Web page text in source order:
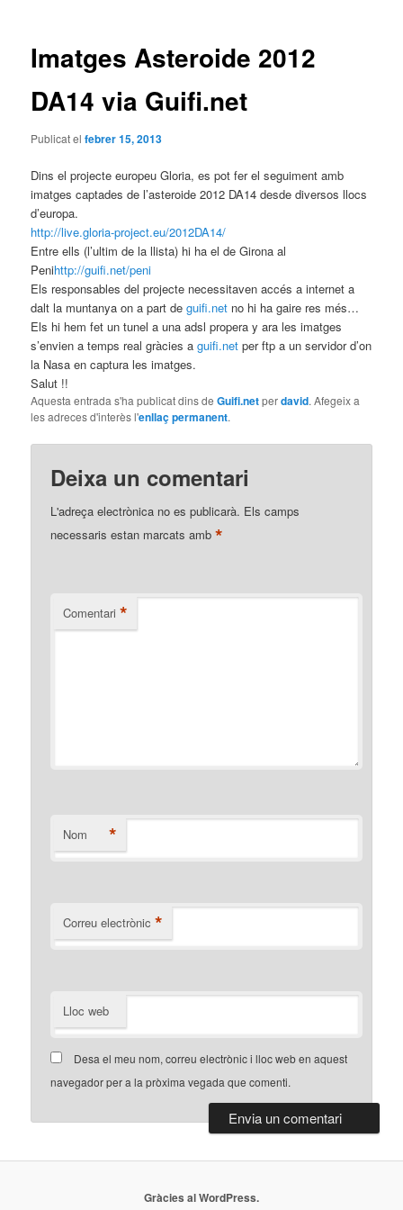
Imatges Asteroide 2012
DA14 via Guifi.net
Publicat elfebrer 15, 2013
Dins el projecte europeu Gloria, es pot fer el seguiment amb
imatges captades de l’asteroide 2012 DA14 desde diversos llocs
d’europa.
http://live.gloria-project.eu/2012DA14/
Entre ells (l’ultim de la llista) hi ha el de Girona al
Penihttp://guifi.net/peni
Els responsables del projecte necessitaven accés a internet a
dalt la muntanya on a part deguifi.net no hi ha gaire res més…
Els hi hem fet un tunel a una adsl propera y ara les imatges
s’envien a temps real gràcies aguifi.net per ftp a un servidor d’on
la Nasa en captura les imatges.
Salut !!
Aquesta entrada s'ha publicat dins deGuifi.netperdavid. Afegeix a
les adreces d'interès l'enllaç permanent.
Deixa un comentari
L'adreça electrònica no es publicarà. Els camps
necessaris estan marcats amb*
Comentari *
Nom *
Correu electrònic *
Lloc web
Desa el meu nom, correu electrònic i lloc web en aquest
navegador per a la pròxima vegada que comenti.
Gràcies al WordPress.